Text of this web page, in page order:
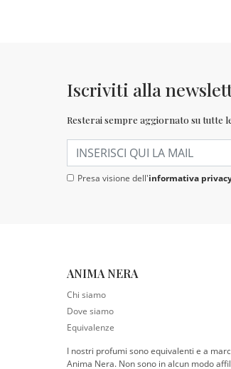
Iscriviti alla
Resterai sempre aggiornato su tutte
Presa visione dell'informativa
ANIMA NERA
Chi siamo
Dove siamo
Equivalenze
I nostri profumi sono equivalenti e a
Anima Nera. Non sono in alcun modo